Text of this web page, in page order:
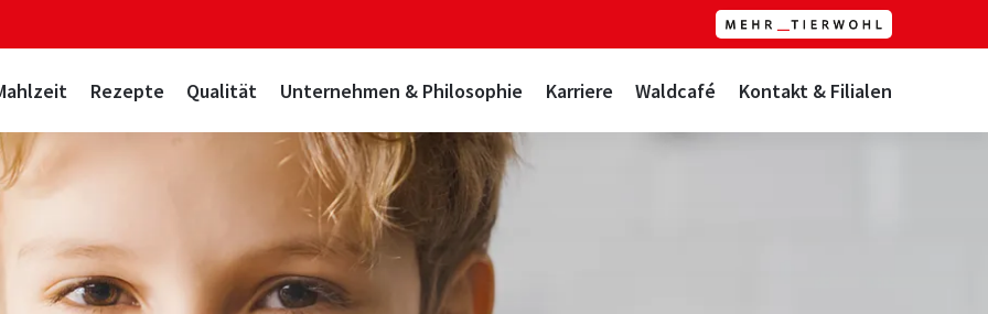
Rezepte Qualität Unternehmen & Philosophie Karriere Waldcafé Kontakt & Filialen